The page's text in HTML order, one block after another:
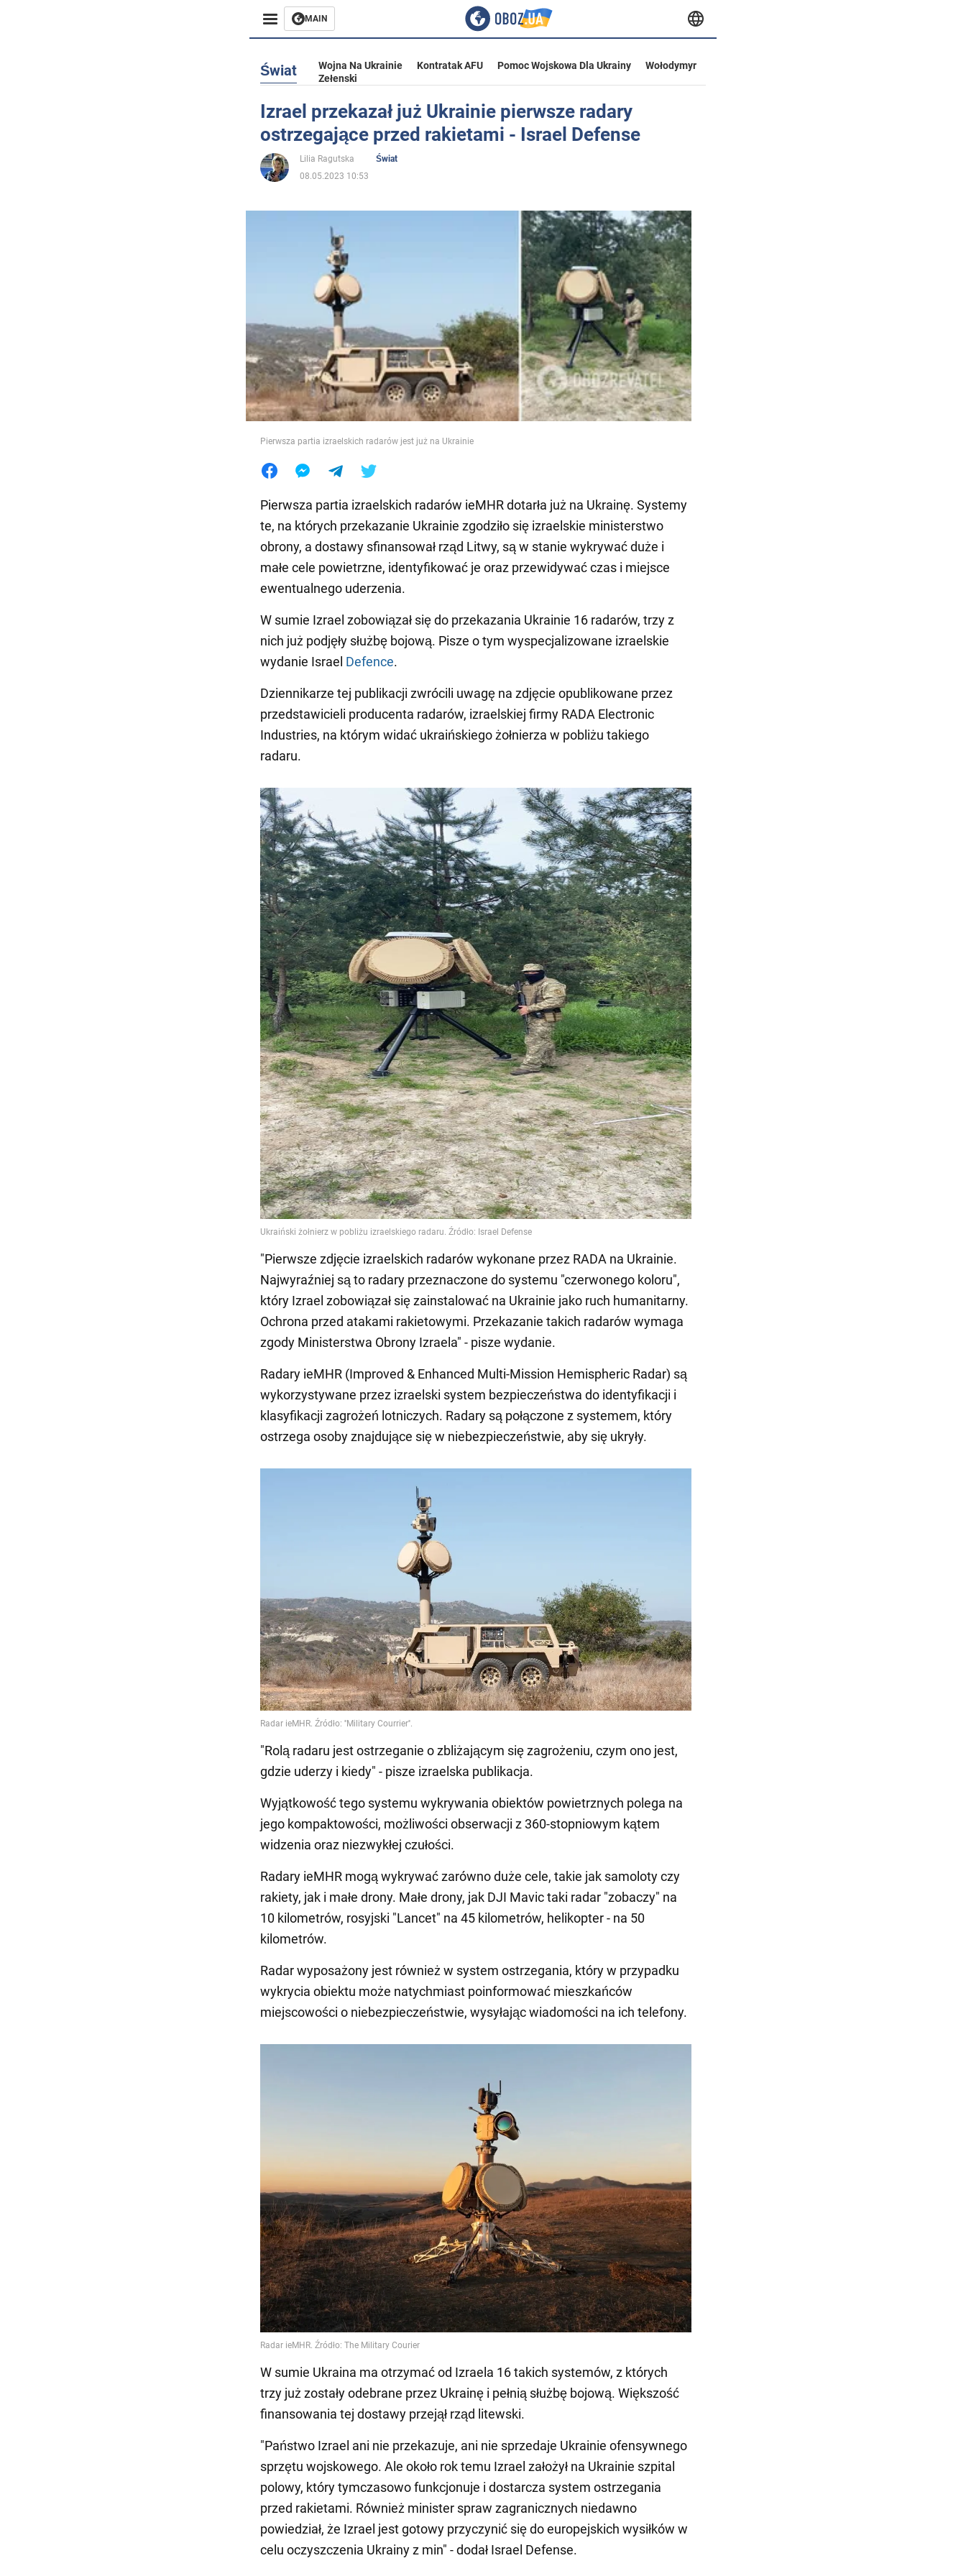
MAIN
Rozrywka
Życie
Społeczeństwo
Wojna na Ukrainie
Jedzenie
Świat Wojna Na Ukrainie Kontratak AFU Pomoc Wojskowa Dla Ukrainy
Wołodymyr
Zełenski
Izrael przekazał już Ukrainie pierwsze radary
ostrzegające przed rakietami - Israel Defense
Lilia Ragutska
Świat
08.05.2023 10:53
Pierwsza partia izraelskich radarów jest już na Ukrainie
Pierwsza partia izraelskich radarów ieMHR dotarła już na Ukrainę. Systemy
te, na których przekazanie Ukrainie zgodziło się izraelskie ministerstwo
obrony, a dostawy sfinansował rząd Litwy, są w stanie wykrywać duże i
małe cele powietrzne, identyfikować je oraz przewidywać czas i miejsce
ewentualnego uderzenia.
W sumie Izrael zobowiązał się do przekazania Ukrainie 16 radarów, trzy z
nich już podjęły służbę bojową. Pisze o tym wyspecjalizowane izraelskie
wydanie Israel Defence.
Dziennikarze tej publikacji zwrócili uwagę na zdjęcie opublikowane przez
przedstawicieli producenta radarów, izraelskiej firmy RADA Electronic
Industries, na którym widać ukraińskiego żołnierza w pobliżu takiego
radaru.
"Pierwsze zdjęcie izraelskich radarów wykonane przez RADA na Ukrainie.
Najwyraźniej są to radary przeznaczone do systemu "czerwonego koloru",
który Izrael zobowiązał się zainstalować na Ukrainie jako ruch humanitarny.
Ochrona przed atakami rakietowymi. Przekazanie takich radarów wymaga
zgody Ministerstwa Obrony Izraela" - pisze wydanie.
Radary ieMHR (Improved & Enhanced Multi-Mission Hemispheric Radar) są
wykorzystywane przez izraelski system bezpieczeństwa do identyfikacji i
klasyfikacji zagrożeń lotniczych. Radary są połączone z systemem, który
ostrzega osoby znajdujące się w niebezpieczeństwie, aby się ukryły.
"Rolą radaru jest ostrzeganie o zbliżającym się zagrożeniu, czym ono jest,
gdzie uderzy i kiedy" - pisze izraelska publikacja.
Wyjątkowość tego systemu wykrywania obiektów powietrznych polega na
jego kompaktowości, możliwości obserwacji z 360-stopniowym kątem
widzenia oraz niezwykłej czułości.
Radary ieMHR mogą wykrywać zarówno duże cele, takie jak samoloty czy
rakiety, jak i małe drony. Małe drony, jak DJI Mavic taki radar "zobaczy" na
10 kilometrów, rosyjski "Lancet" na 45 kilometrów, helikopter - na 50
kilometrów.
Radar wyposażony jest również w system ostrzegania, który w przypadku
wykrycia obiektu może natychmiast poinformować mieszkańców
miejscowości o niebezpieczeństwie, wysyłając wiadomości na ich telefony.
W sumie Ukraina ma otrzymać od Izraela 16 takich systemów, z których
trzy już zostały odebrane przez Ukrainę i pełnią służbę bojową. Większość
finansowania tej dostawy przejął rząd litewski.
"Państwo Izrael ani nie przekazuje, ani nie sprzedaje Ukrainie ofensywnego
sprzętu wojskowego. Ale około rok temu Izrael założył na Ukrainie szpital
polowy, który tymczasowo funkcjonuje i dostarcza system ostrzegania
przed rakietami. Również minister spraw zagranicznych niedawno
powiedział, że Izrael jest gotowy przyczynić się do europejskich wysiłków w
celu oczyszczenia Ukrainy z min" - dodał Israel Defense.